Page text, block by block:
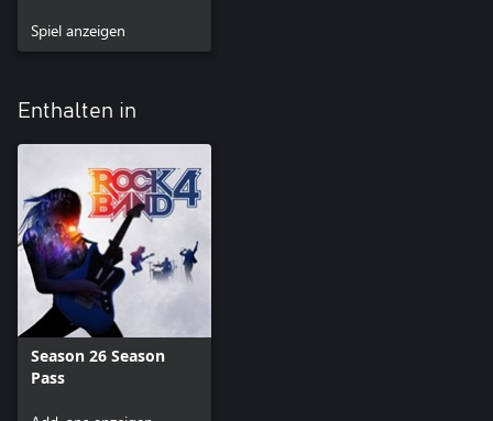
Spiel anzeigen
Enthalten in
Season 26 Season
Pass